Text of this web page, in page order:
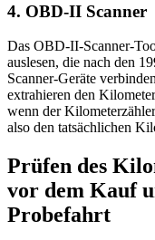
4. OBD-II Scanner
Das OBD-II-Scanner-
auslesen, die nach den
Scanner-Geräte
extrahieren den
wenn der
also den tatsächlichen
Prüfen des
vor dem Kauf
Probefahrt